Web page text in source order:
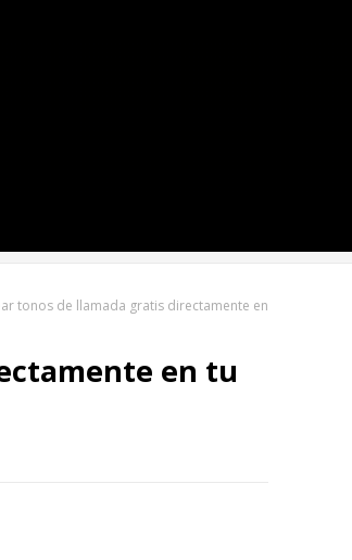
tonos de llamada gratis directamente en
en tu